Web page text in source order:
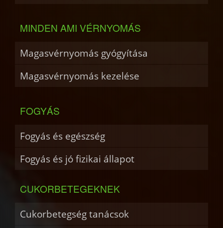
MINDEN AMI VÉRNYOMÁS
Magasvérnyomás gyógyítása
Magasvérnyomás kezelése
FOGYÁS
Fogyás és egészség
Fogyás és jó fizikai állapot
CUKORBETEGEKNEK
Cukorbetegség tanácsok